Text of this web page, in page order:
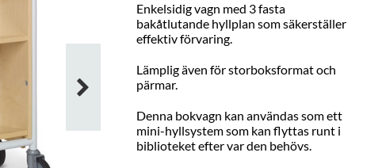
Enkelsidig vagn med 3 fasta
bakåtlutande hyllplan som säkerställer
effektiv förvaring.
Lämplig även för storboksformat och
pärmar.
Denna bokvagn kan användas som ett
mini-hyllsystem som kan flyttas runt i
biblioteket efter var den behövs.